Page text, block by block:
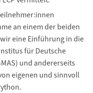
an einem der beiden
eine Einführung in die
für Deutsche
und andererseits
eigenen und sinnvoll